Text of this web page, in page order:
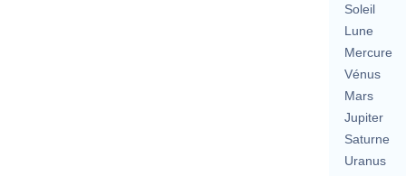
Soleil
Lune
Mercure
Vénus
Mars
Jupiter
Saturne
Uranus